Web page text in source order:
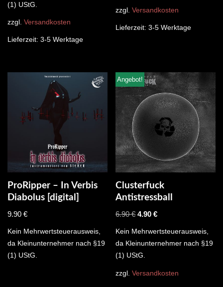
(1) UStG.
zzgl. Versandkosten
Lieferzeit: 3-5 Werktage
zzgl.Versandkosten
Lieferzeit:3-5 Werktage
ProRipper – In Verbis
Diabolus [digital]
9.90 €
Kein Mehrwertsteuerausweis,
da Kleinunternehmer nach §19
(1) UStG.
Angebot!
Clusterfuck
Antistressball
6.90€ 4.90€
Kein Mehrwertsteuerausweis,
da Kleinunternehmer nach §19
(1) UStG.
zzgl.Versandkosten